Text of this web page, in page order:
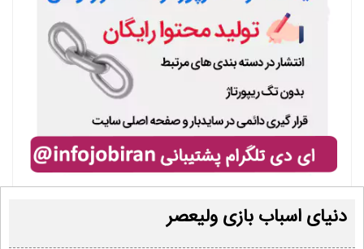
دنیای اسباب بازی ولیعصر